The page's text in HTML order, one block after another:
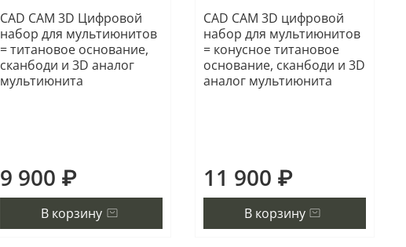
CAD CAM 3D Цифровой
набор для мультиюнитов
= титановое основание,
сканбоди и 3D аналог
мультиюнита
9 900 ₽
В корзину
CAD CAM 3D цифровой
набор для мультиюнитов
= конусное титановое
основание, сканбоди и 3D
аналог мультиюнита
11 900 ₽
В корзину